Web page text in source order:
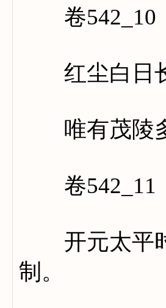
卷542_10
红尘白日长
唯有茂陵多
卷542_11
开元太平时
制。